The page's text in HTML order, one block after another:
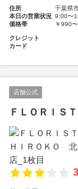
住所
千葉県
本日の営業状況 9:00〜
価格帯
￥990
クレジット
カード
店舗公式
ＦＬＯＲＩＳ